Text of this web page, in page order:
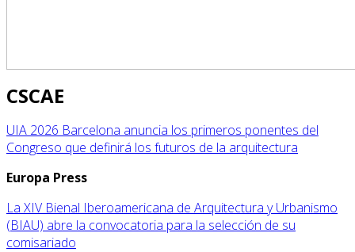
CSCAE
UIA 2026 Barcelona anuncia los primeros ponentes del
Congreso que definirá los futuros de la arquitectura
Europa Press
La XIV Bienal Iberoamericana de Arquitectura y Urbanismo
(BIAU) abre la convocatoria para la selección de su
comisariado